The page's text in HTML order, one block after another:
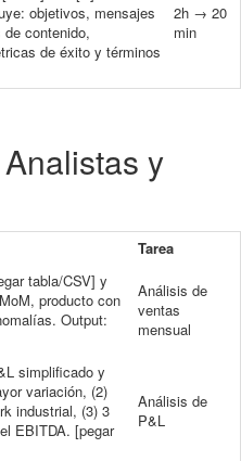
objetivos, mensajes
contenido,
de éxito y términos
2h → 20
min
y
Tarea
tabla/CSV] y
producto con
Output:
Análisis de
ventas
mensual
simplificado y
variación, (2)
industrial, (3) 3
EBITDA. [pegar
Análisis de
P&L